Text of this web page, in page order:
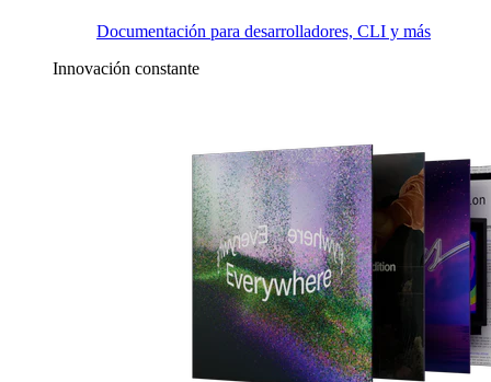
Documentación para desarrolladores, CLI y más
Innovación constante